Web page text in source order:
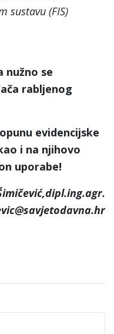
sustavu (FIS)
nužno se
rabljenog
evidencijske
i na njihovo
uporabe!